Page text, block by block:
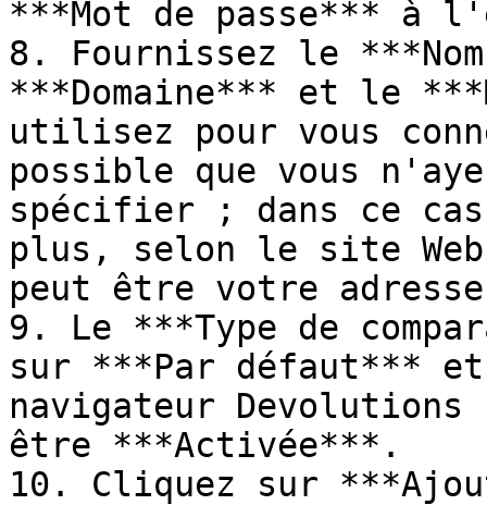
***Mot de passe*** à
8. Fournissez le
***Domaine*** et le
utilisez pour vous
possible que vous
spécifier ; dans ce
plus, selon le site
peut être votre
9. Le ***Type de
sur ***Par défaut***
navigateur Devolutions
être ***Activée***.
10. Cliquez sur